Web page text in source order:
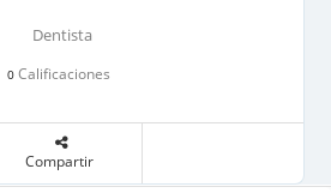
Dentista
0 Calificaciones
Compartir